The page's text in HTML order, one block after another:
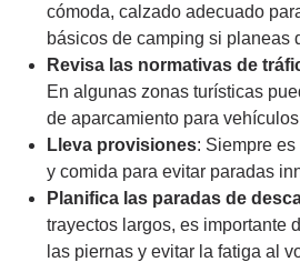
cómoda, calzado adecuado
básicos de camping si planeas
Revisa las normativas de
En algunas zonas turísticas
de aparcamiento para
Lleva provisiones: Siempre
y comida para evitar paradas
Planifica las paradas de
trayectos largos, es importante
las piernas y evitar la fatiga al